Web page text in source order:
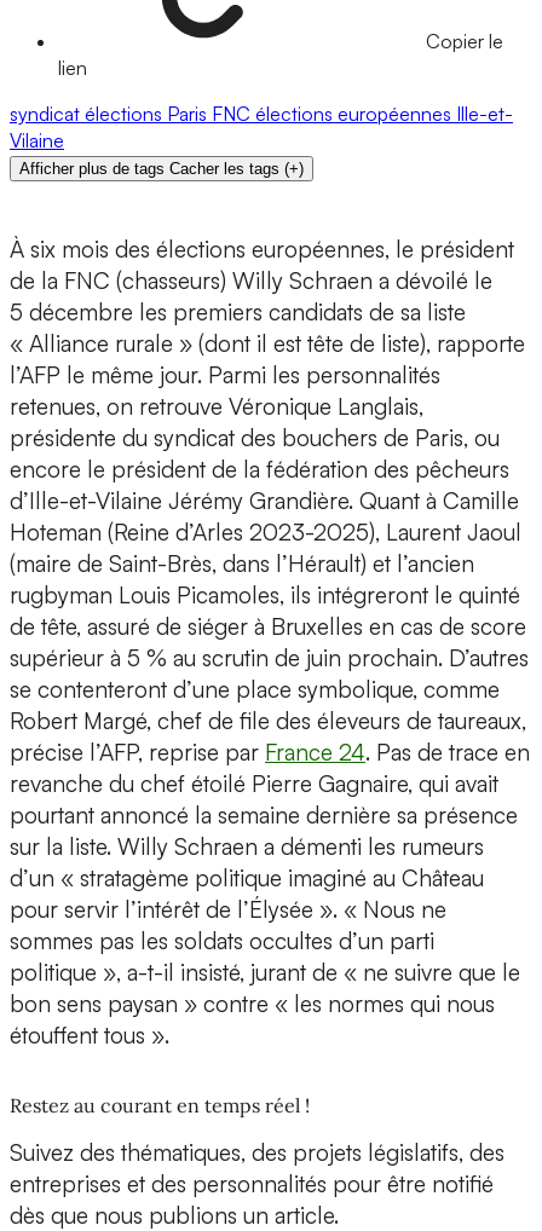
Copier le
lien
syndicat élections Paris FNC élections européennes Ille-et-
Vilaine
Afficher plus de tags Cacher les tags (+)
À six mois des élections européennes, le président
de la FNC (chasseurs) Willy Schraen a dévoilé le
5 décembre les premiers candidats de sa liste
« Alliance rurale » (dont il est tête de liste), rapporte
l’AFP le même jour. Parmi les personnalités
retenues, on retrouve Véronique Langlais,
présidente du syndicat des bouchers de Paris, ou
encore le président de la fédération des pêcheurs
d’Ille-et-Vilaine Jérémy Grandière. Quant à Camille
Hoteman (Reine d’Arles 2023-2025), Laurent Jaoul
(maire de Saint-Brès, dans l’Hérault) et l’ancien
rugbyman Louis Picamoles, ils intégreront le quinté
de tête, assuré de siéger à Bruxelles en cas de score
supérieur à 5 % au scrutin de juin prochain. D’autres
se contenteront d’une place symbolique, comme
Robert Margé, chef de file des éleveurs de taureaux,
précise l’AFP, reprise par France 24. Pas de trace en
revanche du chef étoilé Pierre Gagnaire, qui avait
pourtant annoncé la semaine dernière sa présence
sur la liste. Willy Schraen a démenti les rumeurs
d’un « stratagème politique imaginé au Château
pour servir l’intérêt de l’Élysée ». « Nous ne
sommes pas les soldats occultes d’un parti
politique », a-t-il insisté, jurant de « ne suivre que le
bon sens paysan » contre « les normes qui nous
étouffent tous ».
Restez au courant en temps réel !
Suivez des thématiques, des projets législatifs, des
entreprises et des personnalités pour être notifié
dès que nous publions un article.